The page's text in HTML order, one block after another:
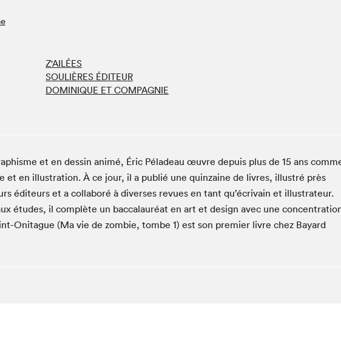
La Maison des libraires
Salon du livre
Le Salon dans ta classe
Vitrine du Festival littéraire international Metropolis
bleu au SLM
Z'AILÉES
SOULIÈRES ÉDITEUR
DOMINIQUE ET COMPAGNIE
et en dessin animé, Éric Péladeau œuvre depuis plus de 15 ans
et en illustration. À ce jour, il a publié une quinzaine de livres, illustré près
éditeurs et a collaboré à diverses revues en tant qu’écrivain et illustrateur.
études, il complète un baccalauréat en art et design avec une
Onitague (Ma vie de zombie, tombe 1) est son premier livre chez Bayard